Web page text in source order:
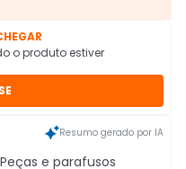
o produto estiver
Resumo gerado por IA
Peças e parafusos